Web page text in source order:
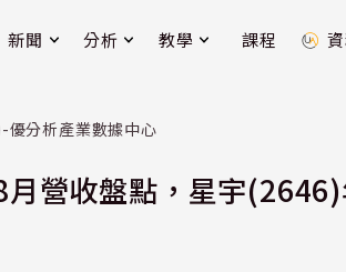
新聞 分析 教學 課程
分析產業數據中心
月營收盤點，星宇